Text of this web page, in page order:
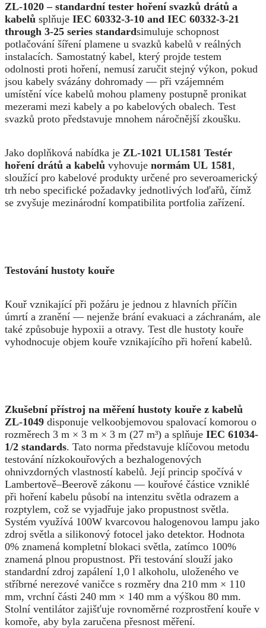
ZL-1020 – standardní tester hoření svazků drátů a
kabelů splňuje IEC 60332-3-10 and IEC 60332-3-21
through 3-25 series standardsimuluje schopnost
potlačování šíření plamene u svazků kabelů v reálných
instalacích. Samostatný kabel, který projde testem
odolnosti proti hoření, nemusí zaručit stejný výkon, pokud
jsou kabely svázány dohromady — při vzájemném
umístění více kabelů mohou plameny postupně pronikat
mezerami mezi kabely a po kabelových obalech. Test
svazků proto představuje mnohem náročnější zkoušku.
Jako doplňková nabídka je ZL-1021 UL1581 Testér
hoření drátů a kabelů vyhovuje normám UL 1581,
sloužící pro kabelové produkty určené pro severoamerický
trh nebo specifické požadavky jednotlivých loďařů, čímž
se zvyšuje mezinárodní kompatibilita portfolia zařízení.
Testování hustoty kouře
Kouř vznikající při požáru je jednou z hlavních příčin
úmrtí a zranění — nejenže brání evakuaci a záchranám, ale
také způsobuje hypoxii a otravy. Test dle hustoty kouře
vyhodnocuje objem kouře vznikajícího při hoření kabelů.
Zkušební přístroj na měření hustoty kouře z kabelů
ZL-1049 disponuje velkoobjemovou spalovací komorou o
rozměrech 3 m × 3 m × 3 m (27 m³) a splňuje IEC 61034-
1/2 standards. Tato norma představuje klíčovou metodu
testování nízkokouřových a bezhalogenových
ohnivzdorných vlastností kabelů. Její princip spočívá v
Lambertově–Beerově zákonu — kouřové částice vzniklé
při hoření kabelu působí na intenzitu světla odrazem a
rozptylem, což se vyjadřuje jako propustnost světla.
Systém využívá 100W kvarcovou halogenovou lampu jako
zdroj světla a silikonový fotocel jako detektor. Hodnota
0% znamená kompletní blokaci světla, zatímco 100%
znamená plnou propustnost. Při testování slouží jako
standardní zdroj zapálení 1,0 l alkoholu, uloženého ve
stříbrné nerezové vaničce s rozměry dna 210 mm × 110
mm, vrchní části 240 mm × 140 mm a výškou 80 mm.
Stolní ventilátor zajišťuje rovnoměrné rozprostření kouře v
komoře, aby byla zaručena přesnost měření.